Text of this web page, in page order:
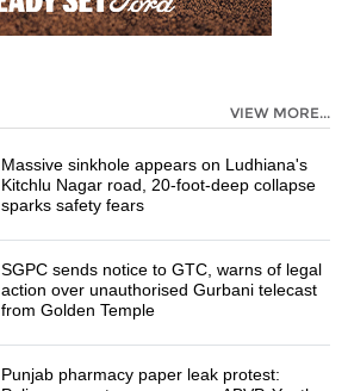
VIEW MORE...
Massive sinkhole appears on Ludhiana's
Kitchlu Nagar road, 20-foot-deep collapse
sparks safety fears
SGPC sends notice to GTC, warns of legal
action over unauthorised Gurbani telecast
from Golden Temple
Punjab pharmacy paper leak protest: